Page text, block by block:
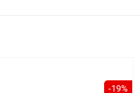
-19%